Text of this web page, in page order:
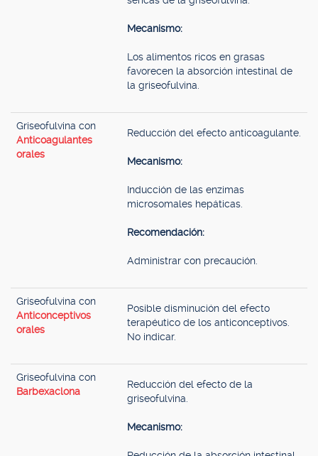
Mecanismo:
Los alimentos ricos en grasas
favorecen la absorción intestinal de
la griseofulvina.
Griseofulvina con
Anticoagulantes
orales
Reducción del efecto anticoagulante.
Mecanismo:
Inducción de las enzimas
microsomales hepáticas.
Recomendación:
Administrar con precaución.
Griseofulvina con
Anticonceptivos
orales
Posible disminución del efecto
terapéutico de los anticonceptivos.
No indicar.
Griseofulvina con
Barbexaclona
Reducción del efecto de la
griseofulvina.
Mecanismo: